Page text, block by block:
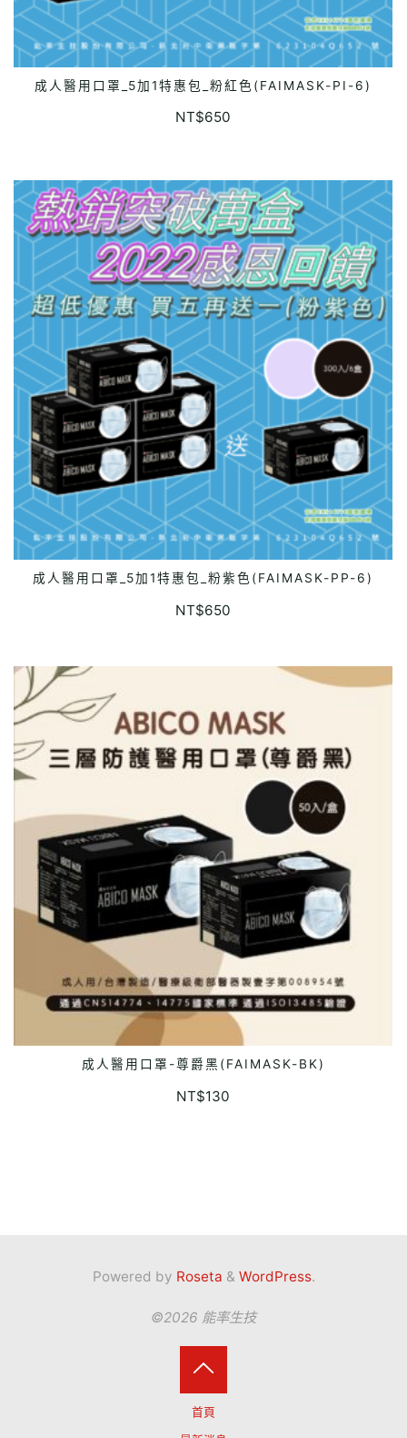
ADD TO CART
成人醫用口罩_5加1特惠包_粉紅色(FAIMASK-PI-6)
NT$650
READ MORE
成人醫用口罩_5加1特惠包_粉紫色(FAIMASK-PP-6)
NT$650
READ MORE
成人醫用口罩-尊爵黑(FAIMASK-BK)
NT$130
Powered by Roseta & WordPress.
©2026 能率生技
首頁
Back